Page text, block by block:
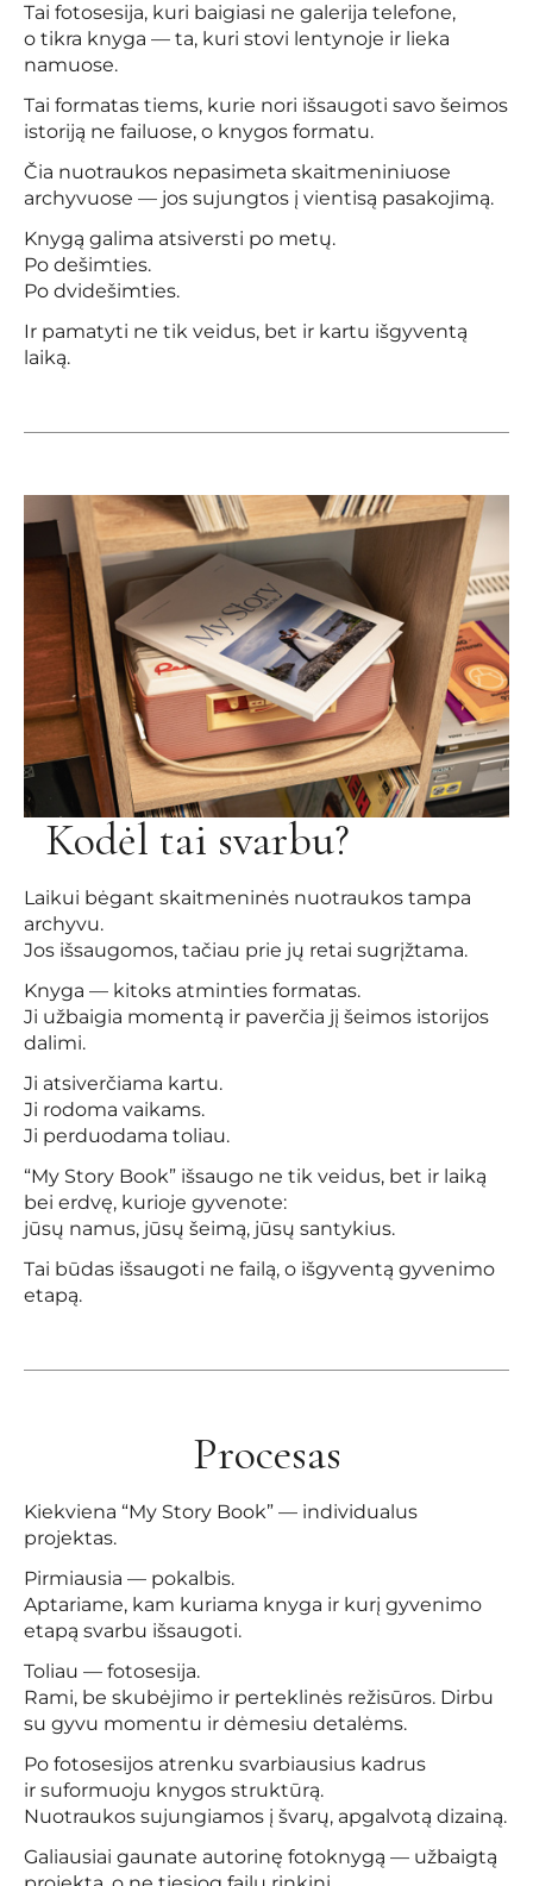
Tai fotosesija, kuri baigiasi ne galerija telefone,
o tikra knyga — ta, kuri stovi lentynoje ir lieka
namuose.
Tai formatas tiems, kurie nori išsaugoti savo šeimos
istoriją ne failuose, o knygos formatu.
Čia nuotraukos nepasimeta skaitmeniniuose
archyvuose — jos sujungtos į vientisą pasakojimą.
Knygą galima atsiversti po metų.
Po dešimties.
Po dvidešimties.
Ir pamatyti ne tik veidus, bet ir kartu išgyventą
laiką.
Kodėl tai svarbu?
Laikui bėgant skaitmeninės nuotraukos tampa
archyvu.
Jos išsaugomos, tačiau prie jų retai sugrįžtama.
Knyga — kitoks atminties formatas.
Ji užbaigia momentą ir paverčia jį šeimos istorijos
dalimi.
Ji atsiverčiama kartu.
Ji rodoma vaikams.
Ji perduodama toliau.
“My Story Book” išsaugo ne tik veidus, bet ir laiką
bei erdvę, kurioje gyvenote:
jūsų namus, jūsų šeimą, jūsų santykius.
Tai būdas išsaugoti ne failą, o išgyventą gyvenimo
etapą.
Procesas
Kiekviena “My Story Book” — individualus
projektas.
Pirmiausia — pokalbis.
Aptariame, kam kuriama knyga ir kurį gyvenimo
etapą svarbu išsaugoti.
Toliau — fotosesija.
Rami, be skubėjimo ir perteklinės režisūros. Dirbu
su gyvu momentu ir dėmesiu detalėms.
Po fotosesijos atrenku svarbiausius kadrus
ir suformuoju knygos struktūrą.
Nuotraukos sujungiamos į švarų, apgalvotą dizainą.
Galiausiai gaunate autorinę fotoknygą — užbaigtą